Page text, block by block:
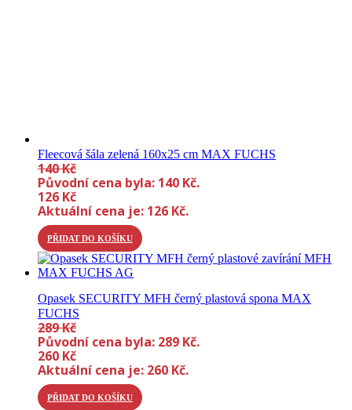
Fleecová šála zelená 160x25 cm MAX FUCHS
140Kč
Původní cena byla: 140 Kč.
126 Kč
Aktuální cena je: 126 Kč.
PŘIDAT DO KOŠÍKU
Opasek SECURITY MFH černý plastová spona MAX
FUCHS
289Kč
Původní cena byla: 289 Kč.
260 Kč
Aktuální cena je: 260 Kč.
PŘIDAT DO KOŠÍKU